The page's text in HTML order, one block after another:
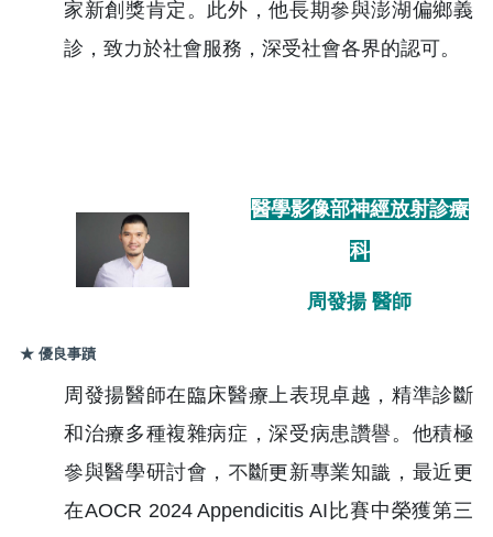
家新創獎肯定。此外，他長期參與澎湖偏鄉義
診，致力於社會服務，深受社會各界的認可。
醫學影像部神經放射診療
科
周發揚 醫師
★ 優良事蹟
周發揚醫師在臨床醫療上表現卓越，精準診斷
和治療多種複雜病症，深受病患讚譽。他積極
參與醫學研討會，不斷更新專業知識，最近更
在AOCR 2024 Appendicitis AI比賽中榮獲第三